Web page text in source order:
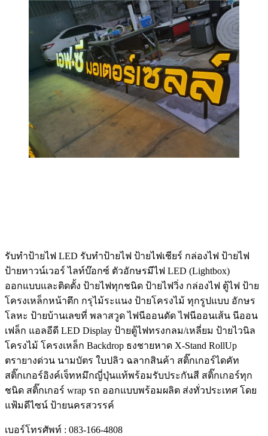
รับทําป้ายไฟ LED รับทำป้ายไฟ ป้ายไฟเชียร์ กล่องไฟ ป้ายไฟ
ป้ายทาวน์เวอร์ ไลท์บ๊อกซ์ ตัวอักษรมีไฟ LED (Lightbox)
ออกแบบและติดตั้ง ป้ายไฟทุกชนิด ป้ายไฟวิ่ง กล่องไฟ ตู้ไฟ ป้าย
โครงเหล็กหน้าตึก กรุไม้ระแนง ป้ายโครงไม้ ทุกรูปแบบ อักษร
โลหะ ป้ายบ้านเลขที่ พลาสวูด ไฟนีออนดัด ไฟนีออนเส้น นีออน
เฟล็ก แอลอีดี LED Display ป้ายตู้ไฟทรงกลม/เหลี่ยม ป้ายไวนิล
โครงไม้ โครงเหล็ก Backdrop ธงชายหาด X-Stand RollUp
ตรายางด่วน นามบัตร ใบปลิว ฉลากสินค้า สติ๊กเกอร์ไดคัท
สติ๊กเกอร์อิงค์เจ็ทหมึกญี่ปุ่นแท้พร้อมรับประกันสี สติ๊กเกอร์ทุก
ชนิด สติ๊กเกอร์ wrap รถ ออกแบบพร้อมผลิต ส่งทั่วประเทศ โดย
แฟ้มดีไซน์ ป้ายนครสวรรค์
เบอร์โทรศัพท์ : 083-166-4808